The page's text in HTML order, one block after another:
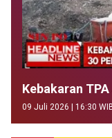
Kebakaran
09 Juli 2026 | 16:30